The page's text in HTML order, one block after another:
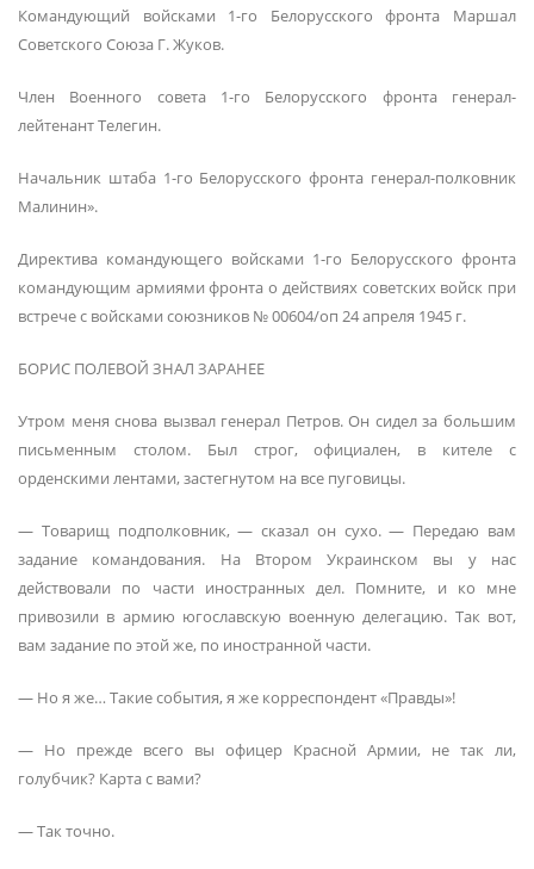
Командующий войсками 1-го Белорусского фронта Маршал
Советского Союза Г. Жуков.
Член Военного совета 1-го Белорусского фронта генерал-
лейтенант Телегин.
Начальник штаба 1-го Белорусского фронта генерал-полковник
Малинин».
Директива командующего войсками 1-го Белорусского фронта
командующим армиями фронта о действиях советских войск при
встрече с войсками союзников № 00604/оп 24 апреля 1945 г.
БОРИС ПОЛЕВОЙ ЗНАЛ ЗАРАНЕЕ
Утром меня снова вызвал генерал Петров. Он сидел за большим
письменным столом. Был строг, официален, в кителе с
орденскими лентами, застегнутом на все пуговицы.
— Товарищ подполковник, — сказал он сухо. — Передаю вам
задание командования. На Втором Украинском вы у нас
действовали по части иностранных дел. Помните, и ко мне
привозили в армию югославскую военную делегацию. Так вот,
вам задание по этой же, по иностранной части.
— Но я же… Такие события, я же корреспондент «Правды»!
— Но прежде всего вы офицер Красной Армии, не так ли,
голубчик? Карта с вами?
— Так точно.